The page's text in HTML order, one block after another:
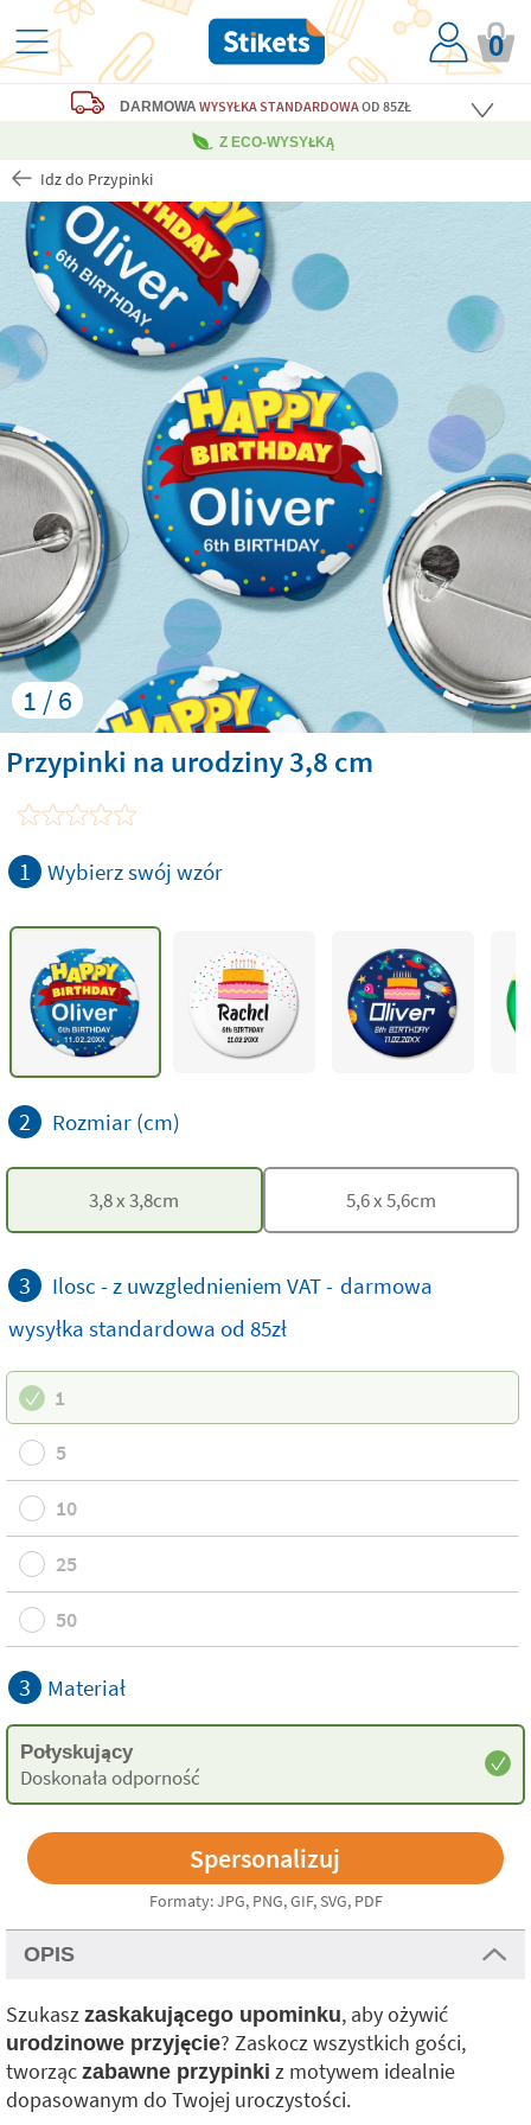
0
DARMOWA WYSYŁKA STANDARDOWAOD 85ZŁ
Z ECO-WYSYŁKĄ
Idz do Przypinki
1 / 6
Przypinki na urodziny 3,8 cm
1 Wybierz swój wzór
2 Rozmiar (cm)
3,8x3,8cm 5,6x5,6cm
3 Ilosc - z uwzglednieniem VAT - darmowa
wysyłka standardowa od 85zł
1
5
10
25
50
3 Materiał
Połyskujący
Doskonała odporność
Formaty: JPG, PNG, GIF, SVG, PDF
OPIS
Szukasz zaskakującego upominku, aby ożywić
urodzinowe przyjęcie? Zaskocz wszystkich gości,
tworząc zabawne przypinki z motywem idealnie
dopasowanym do Twojej uroczystości.